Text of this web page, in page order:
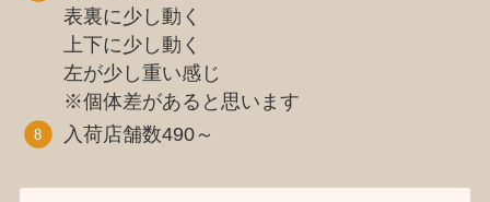
表裏に少し動く
上下に少し動く
左が少し重い感じ
※個体差があると思います
入荷店舗数490～